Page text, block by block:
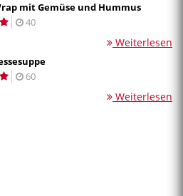
mit Gemüse und Hummus
40
Weiterlesen
60
Weiterlesen